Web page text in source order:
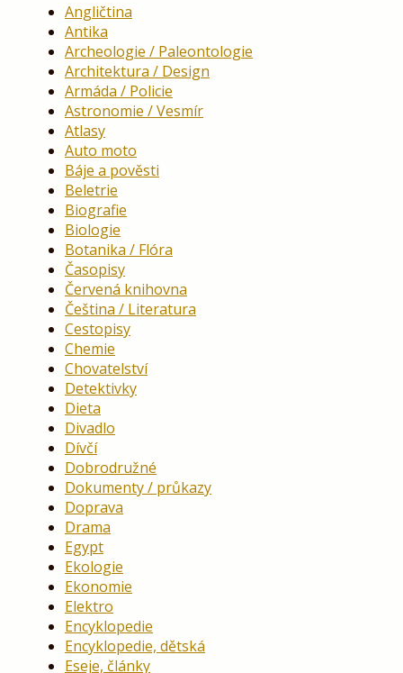
Angličtina
Antika
Archeologie / Paleontologie
Architektura / Design
Armáda / Policie
Astronomie / Vesmír
Atlasy
Auto moto
Báje a pověsti
Beletrie
Biografie
Biologie
Botanika / Flóra
Časopisy
Červená knihovna
Čeština / Literatura
Cestopisy
Chemie
Chovatelství
Detektivky
Dieta
Divadlo
Dívčí
Dobrodružné
Dokumenty / průkazy
Doprava
Drama
Egypt
Ekologie
Ekonomie
Elektro
Encyklopedie
Encyklopedie, dětská
Eseje, články